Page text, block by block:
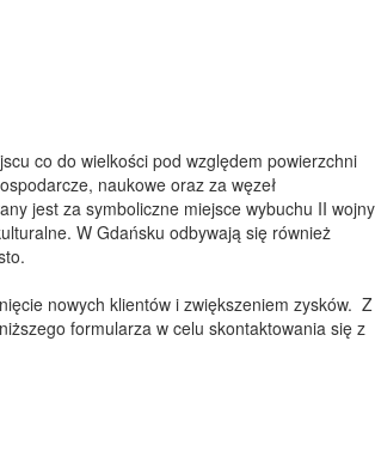
co do wielkości pod względem powierzchni
naukowe oraz za węzeł
jest za symboliczne miejsce wybuchu II wojny
W Gdańsku odbywają się również
nowych klientów i zwiększeniem zysków. Z
formularza w celu skontaktowania się z